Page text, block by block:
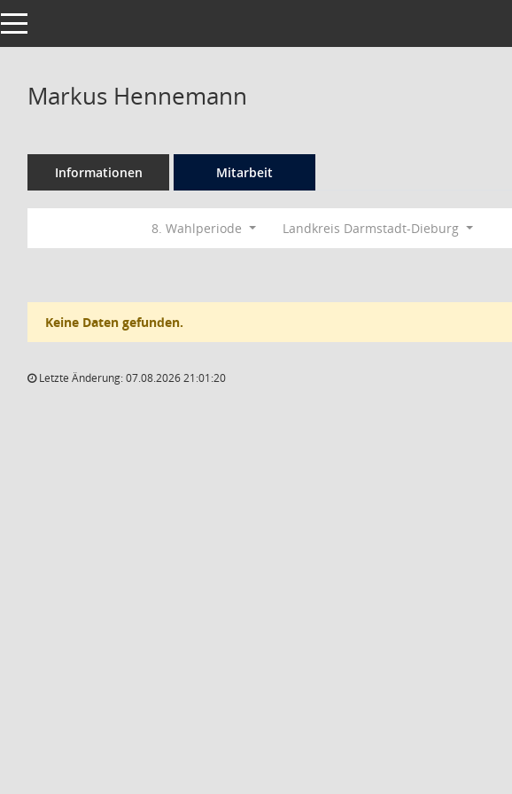
Toggle navigation
Markus Hennemann
Informationen Mitarbeit
8. Wahlperiode Landkreis Darmstadt-Dieburg
Keine Daten gefunden.
Letzte Änderung: 07.08.2026 21:01:20